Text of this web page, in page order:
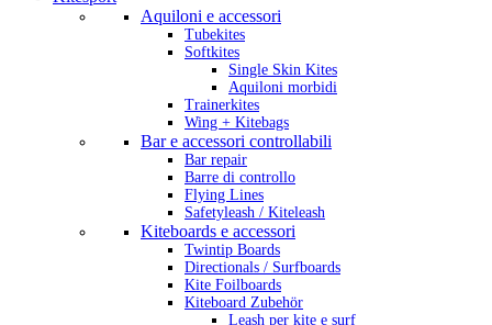
Aquiloni e accessori
Tubekites
Softkites
Single Skin Kites
Aquiloni morbidi
Trainerkites
Wing + Kitebags
Bar e accessori controllabili
Bar repair
Barre di controllo
Flying Lines
Safetyleash / Kiteleash
Kiteboards e accessori
Twintip Boards
Directionals / Surfboards
Kite Foilboards
Kiteboard Zubehör
Leash per kite e surf